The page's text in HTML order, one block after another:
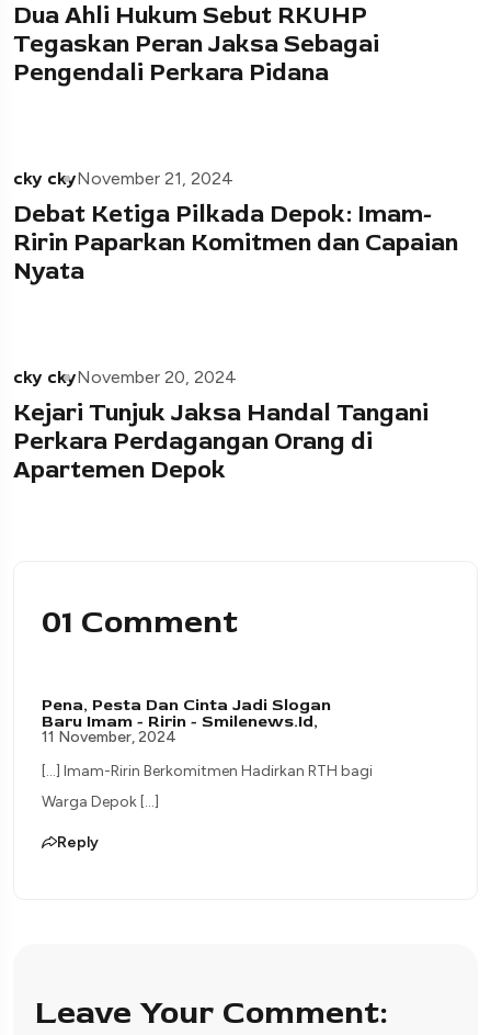
Dua Ahli Hukum Sebut RKUHP
Tegaskan Peran Jaksa Sebagai
Pengendali Perkara Pidana
cky ckyNovember 21, 2024
Debat Ketiga Pilkada Depok: Imam-
Ririn Paparkan Komitmen dan Capaian
Nyata
cky ckyNovember 20, 2024
Kejari Tunjuk Jaksa Handal Tangani
Perkara Perdagangan Orang di
Apartemen Depok
01 Comment
Pena, Pesta Dan Cinta Jadi Slogan
Baru Imam - Ririn - Smilenews.id,
11 November, 2024
[…] Imam-Ririn Berkomitmen Hadirkan RTH bagi
Warga Depok […]
Reply
Leave Your Comment: